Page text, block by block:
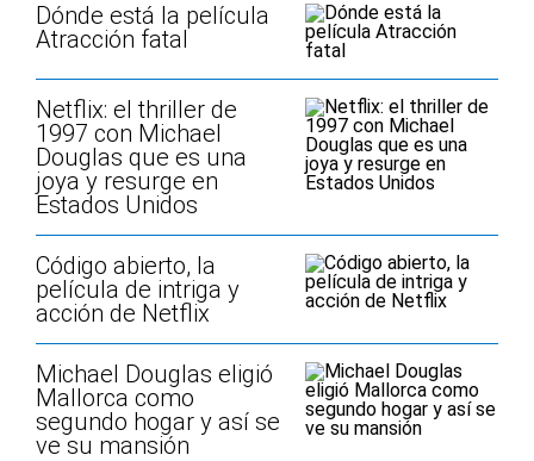
Dónde está la película
Atracción fatal
Netflix: el thriller de
1997 con Michael
Douglas que es una
joya y resurge en
Estados Unidos
Código abierto, la
película de intriga y
acción de Netflix
Michael Douglas eligió
Mallorca como
segundo hogar y así se
ve su mansión